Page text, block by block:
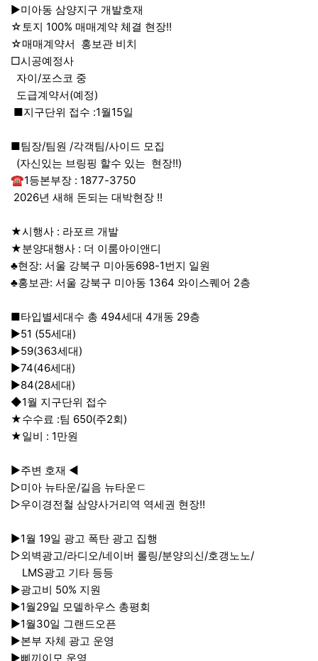
▶미아동 삼양지구 개발호재
☆토지 100% 매매계약 체결 현장!!
☆매매계약서 홍보관 비치
□시공예정사
자이/포스코 중
도급계약서(예정)
■지구단위 접수 :1월15일
■팀장/팀원 /각객팀/사이드 모집
(자신있는 브링핑 할수 있는 현장!!)
☎1등본부장 : 1877-3750
2026년 새해 돈되는 대박현장 !!
★시행사 : 라포르 개발
★분양대행사 : 더 이룸아이앤디
♣현장: 서울 강북구 미아동698-1번지 일원
♣홍보관: 서울 강북구 미아동 1364 와이스퀘어 2층
■타입별세대수 총 494세대 4개동 29층
▶51 (55세대)
▶59(363세대)
▶74(46세대)
▶84(28세대)
◆1월 지구단위 접수
★수수료 :팀 650(주2회)
★일비 : 1만원
▶주변 호재 ◀
▷미아 뉴타운/길음 뉴타운ㄷ
▷우이경전철 삼양사거리역 역세권 현장!!
▶1월 19일 광고 폭탄 광고 집행
▷외벽광고/라디오/네이버 롤링/분양의신/호갱노노/
LMS광고 기타 등등
▶광고비 50% 지원
▶1월29일 모델하우스 총평회
▶1월30일 그랜드오픈
▶본부 자체 광고 운영
▶삐끼이모 운영